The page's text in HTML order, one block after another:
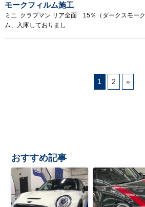
モークフィルム施工
ミニ クラブマン リア全面 15％（ダークスモー
ム、入庫しておりまし
1 2 »
おすすめ記事